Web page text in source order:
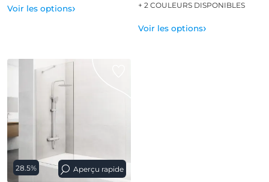
Voir les options› + 2 COULEURS DISPONIBLES
Voir les options›
28.5% Aperçu rapide